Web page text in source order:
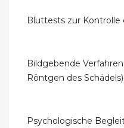
Bluttests zur Kontrolle
Bildgebende
Röntgen des Schädels)
Psychologische